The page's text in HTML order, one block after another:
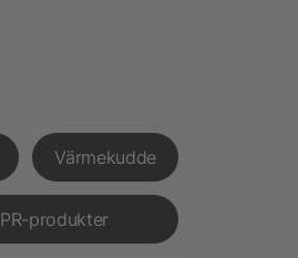
Värmekudde
PR-produkter